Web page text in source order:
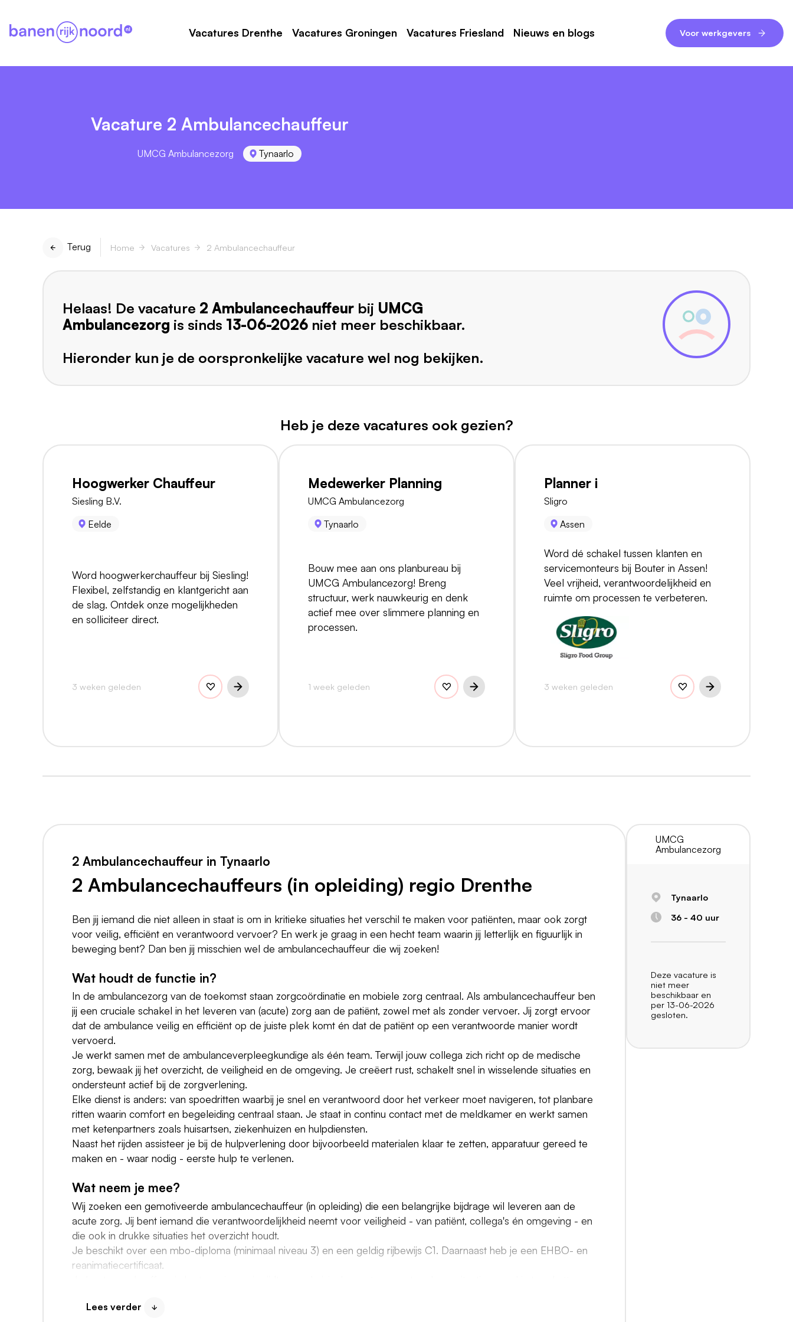
Vacatures Drenthe Vacatures Groningen Vacatures Friesland Nieuws en blogs Voor werkgevers
Vacature 2 Ambulancechauffeur
UMCG Ambulancezorg Tynaarlo
Terug Home Vacatures 2 Ambulancechauffeur
Helaas! De vacature 2 Ambulancechauffeur bij UMCG
Ambulancezorg is sinds 13-06-2026 niet meer beschikbaar.
Hieronder kun je de oorspronkelijke vacature wel nog bekijken.
Heb je deze vacatures ook gezien?
Hoogwerker Chauffeur
Siesling B.V.
Eelde
Word hoogwerkerchauffeur bij Siesling!
Flexibel, zelfstandig en klantgericht aan
de slag. Ontdek onze mogelijkheden
en solliciteer direct.
3 weken geleden
Medewerker Planning
UMCG Ambulancezorg
Tynaarlo
Bouw mee aan ons planbureau bij
UMCG Ambulancezorg! Breng
structuur, werk nauwkeurig en denk
actief mee over slimmere planning en
processen.
1 week geleden
Planner i
Sligro
Assen
Word dé schakel tussen klanten en
servicemonteurs bij Bouter in Assen!
Veel vrijheid, verantwoordelijkheid en
ruimte om processen te verbeteren.
3 weken geleden
2 Ambulancechauffeur in Tynaarlo
2 Ambulancechauffeurs (in opleiding) regio Drenthe
Ben jij iemand die niet alleen in staat is om in kritieke situaties het verschil te maken voor patiënten, maar ook zorgt
voor veilig, efficiënt en verantwoord vervoer? En werk je graag in een hecht team waarin jij letterlijk en figuurlijk in
beweging bent? Dan ben jij misschien wel de ambulancechauffeur die wij zoeken!
Wat houdt de functie in?
In de ambulancezorg van de toekomst staan zorgcoördinatie en mobiele zorg centraal. Als ambulancechauffeur ben
jij een cruciale schakel in het leveren van (acute) zorg aan de patiënt, zowel met als zonder vervoer. Jij zorgt ervoor
dat de ambulance veilig en efficiënt op de juiste plek komt én dat de patiënt op een verantwoorde manier wordt
vervoerd.
Je werkt samen met de ambulanceverpleegkundige als één team. Terwijl jouw collega zich richt op de medische
zorg, bewaak jij het overzicht, de veiligheid en de omgeving. Je creëert rust, schakelt snel in wisselende situaties en
ondersteunt actief bij de zorgverlening.
Elke dienst is anders: van spoedritten waarbij je snel en verantwoord door het verkeer moet navigeren, tot planbare
ritten waarin comfort en begeleiding centraal staan. Je staat in continu contact met de meldkamer en werkt samen
met ketenpartners zoals huisartsen, ziekenhuizen en hulpdiensten.
Naast het rijden assisteer je bij de hulpverlening door bijvoorbeeld materialen klaar te zetten, apparatuur gereed te
maken en - waar nodig - eerste hulp te verlenen.
Wat neem je mee?
Wij zoeken een gemotiveerde ambulancechauffeur (in opleiding) die een belangrijke bijdrage wil leveren aan de
acute zorg. Jij bent iemand die verantwoordelijkheid neemt voor veiligheid - van patiënt, collega's én omgeving - en
die ook in drukke situaties het overzicht houdt.
Je beschikt over een mbo-diploma (minimaal niveau 3) en een geldig rijbewijs C1. Daarnaast heb je een EHBO- en
reanimatiecertificaat.
ondersteunen waar nodig.
Lees verder
UMCG
Ambulancezorg
Tynaarlo
36 - 40 uur
Deze vacature is
niet meer
beschikbaar en
per 13-06-2026
gesloten.